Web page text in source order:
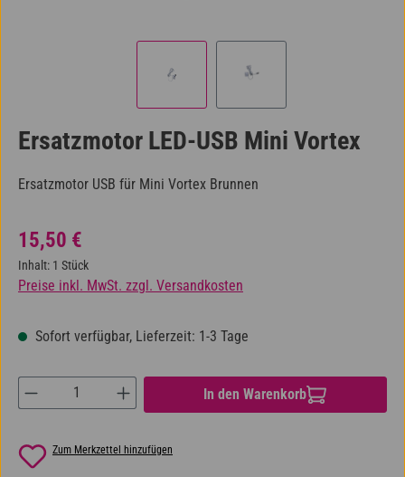
Ersatzmotor LED-USB Mini Vortex
Ersatzmotor USB für Mini Vortex Brunnen
Regulärer Preis:
15,50 €
Inhalt: 1 Stück
Preise inkl. MwSt. zzgl. Versandkosten
Sofort verfügbar, Lieferzeit: 1-3 Tage
Produkt Anzahl: Gib den gewünschten Wert
In den Warenkorb
Zum Merkzettel hinzufügen